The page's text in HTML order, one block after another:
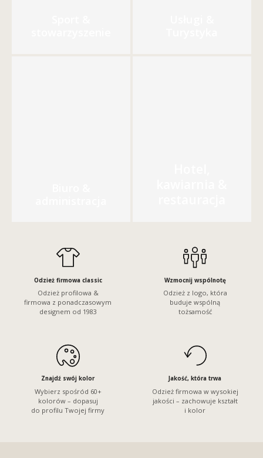
Odzież firmowa classic
Odzież profilowa &
firmowa z ponadczasowym
designem od 1983
Wzmocnij wspólnotę
Odzież z logo, która
buduje wspólną
tożsamość
Znajdź swój kolor
Wybierz spośród 60+
kolorów – dopasuj
do profilu Twojej firmy
Jakość, która trwa
Odzież firmowa w wysokiej
jakości – zachowuje kształt
i kolor